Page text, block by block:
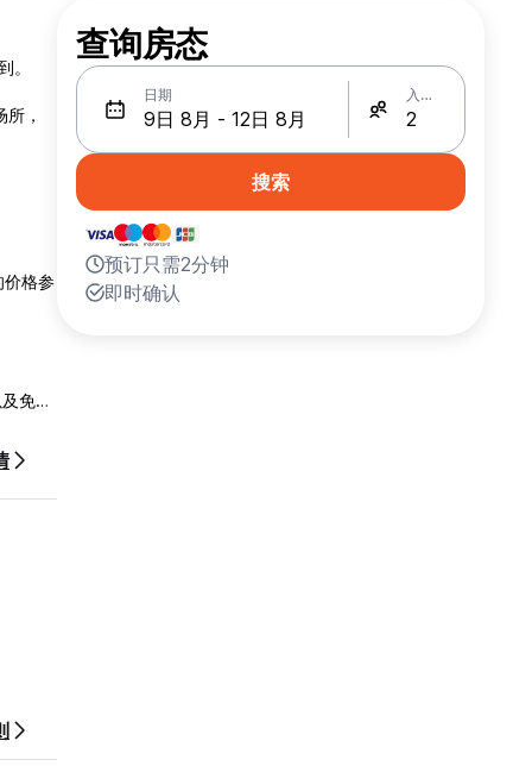
。
，
格参
免费
查询房态
日期 入住人数
搜索
预订只需2分钟
即时确认